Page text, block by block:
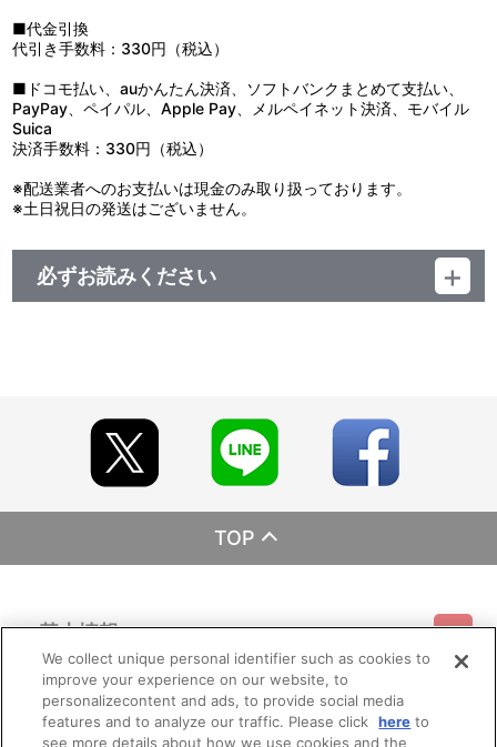
■代金引換
代引き手数料：330円（税込）
■ドコモ払い、auかんたん決済、ソフトバンクまとめて支払い、
PayPay、ペイパル、Apple Pay、メルペイネット決済、モバイル
Suica
決済手数料：330円（税込）
※配送業者へのお支払いは現金のみ取り扱っております。
※土日祝日の発送はございません。
必ずお読みください
TOP
基本情報
利用規約 特定商取引法に基づく表示 プライバシーポリシー
ご利用情報
We collect unique personal identifier such as cookies to
improve your experience on our website, to
personalizecontent and ads, to provide social media
features and to analyze our traffic. Please click here to
see more details about how we use cookies and the